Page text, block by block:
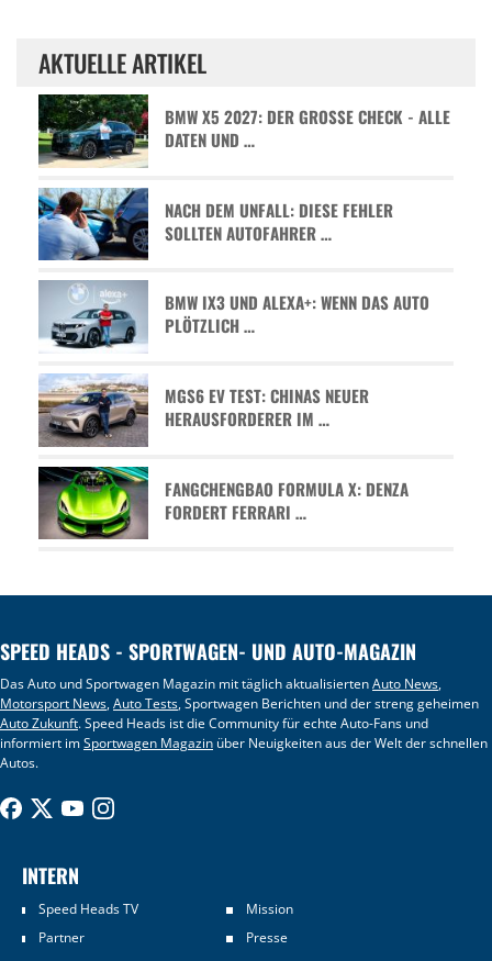
AKTUELLE ARTIKEL
BMW X5 2027: DER GROSSE CHECK - ALLE D
ATEN UND …
NACH DEM UNFALL: DIESE FEHLER
SOLLTEN AUTOFAHRER …
BMW IX3 UND ALEXA+: WENN DAS AUTO
PLÖTZLICH …
MGS6 EV TEST: CHINAS NEUER
HERAUSFORDERER IM …
FANGCHENGBAO FORMULA X: DENZA
FORDERT FERRARI …
SPEED HEADS - SPORTWAGEN- UND AUTO-MAGAZIN
Das Auto und Sportwagen Magazin mit täglich aktualisiertenAuto News,
Motorsport News,Auto Tests, Sportwagen Berichten und der streng geheimen
Auto Zukunft. Speed Heads ist die Community für echte Auto-Fans und
informiert imSportwagen Magazin über Neuigkeiten aus der Welt der schnellen
Autos.
INTERN
Speed Heads TV
Mission
Partner
Presse